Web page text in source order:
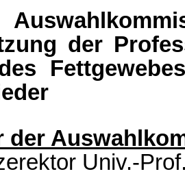
der
der
Univ.-